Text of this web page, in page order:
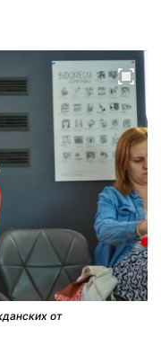
от